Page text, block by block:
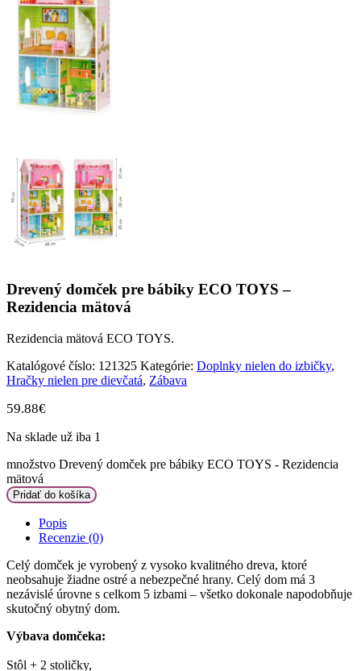
Drevený domček pre bábiky ECO TOYS –
Rezidencia mätová
Rezidencia mätová ECO TOYS.
Katalógové číslo: 121325 Kategórie: Doplnky nielen do izbičky,
Hračky nielen pre dievčatá, Zábava
59.88€
Na sklade už iba 1
množstvo Drevený domček pre bábiky ECO TOYS - Rezidencia
mätová
Pridať do košíka
Popis
Recenzie (0)
Celý domček je vyrobený z vysoko kvalitného dreva, ktoré
neobsahuje žiadne ostré a nebezpečné hrany. Celý dom má 3
nezávislé úrovne s celkom 5 izbami – všetko dokonale napodobňuje
skutočný obytný dom.
Výbava domčeka:
Stôl + 2 stoličky,